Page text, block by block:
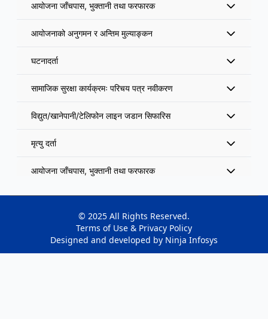
आयोजना जाँचपास, भुक्तानी तथा फरफारक
आयोजनाको अनुगमन र अन्तिम मुल्याङ्कन
घटनादर्ता
सामाजिक सुरक्षा कार्यक्रमः परिचय पत्र नवीकरण
विद्युत/खानेपानी/टेलिफोन लाइन जडान सिफारिस
मृत्यु दर्ता
आयोजना जाँचपास, भुक्तानी तथा फरफारक
मोही लगतकट्टा तथा नामसारी सिफारिस
टोल विकास संस्था तथा अन्य समुह दता
समाजिक सुरक्षा भत्ता वितरण
© 2025 All Rights Reserved.
Terms of Use & Privacy Policy
Designed and developed by Ninja Infosys